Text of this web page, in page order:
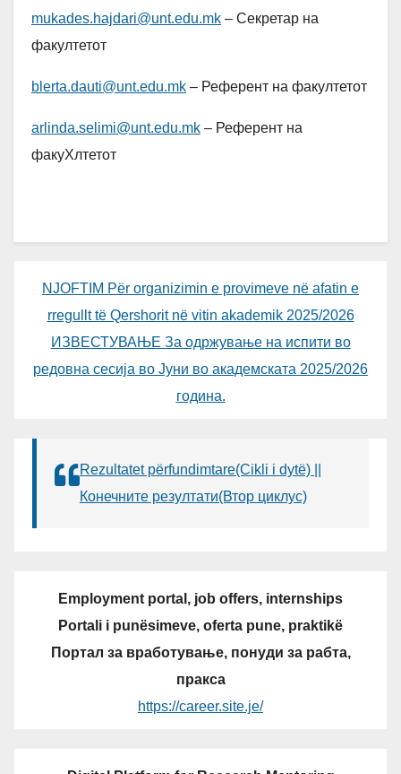
mukades.hajdari@unt.edu.mk – Секретар на
факултетот
blerta.dauti@unt.edu.mk – Референт на факултетот
arlinda.selimi@unt.edu.mk – Референт на
факуХлтетот
NJOFTIM Për organizimin e provimeve në afatin e
rregullt të Qershorit në vitin akademik 2025/2026
ИЗВЕСТУВАЊЕ За одржување на испити во
редовна сесија во Јуни во академската 2025/2026
година.
Rezultatet përfundimtare(Cikli i dytë) ||
Конечните резултати(Втор циклус)
Employment portal, job offers, internships
Portali i punësimeve, oferta pune, praktikë
Портал за вработување, понуди за рабта,
пракса
https://career.site.je/